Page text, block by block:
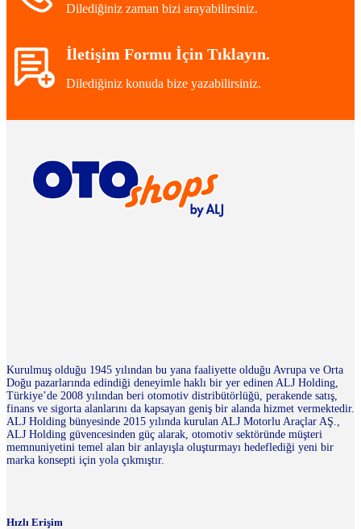
Dilediğiniz zaman bizi arayabilirsiniz.
İletişim Formu İçin Tıklayın.
Dilediğiniz konuda bize yazabilirsiniz.
Kurulmuş olduğu 1945 yılından bu yana faaliyette olduğu Avrupa ve Orta
Doğu pazarlarında edindiği deneyimle haklı bir yer edinen ALJ Holding,
Türkiye’de 2008 yılından beri otomotiv distribütörlüğü, perakende satış,
finans ve sigorta alanlarını da kapsayan geniş bir alanda hizmet vermektedir.
ALJ Holding bünyesinde 2015 yılında kurulan ALJ Motorlu Araçlar AŞ.,
ALJ Holding güvencesinden güç alarak, otomotiv sektöründe müşteri
memnuniyetini temel alan bir anlayışla oluşturmayı hedeflediği yeni bir
marka konsepti için yola çıkmıştır.
Hızlı Erişim